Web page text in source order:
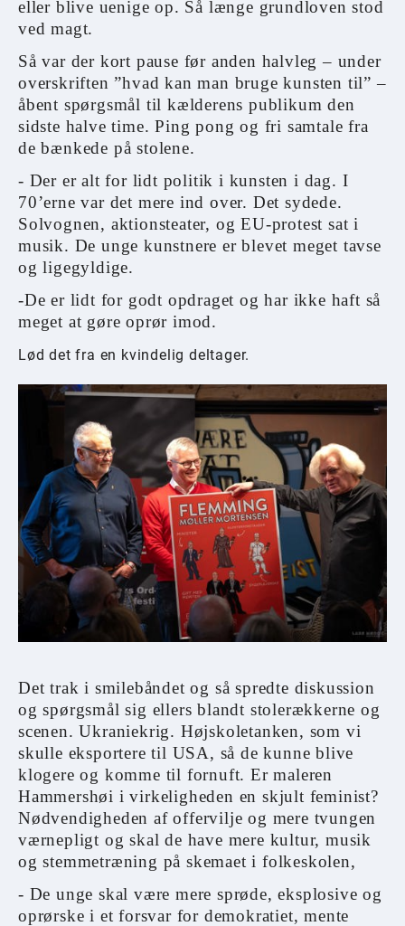
eller blive uenige op. Så længe grundloven stod
ved magt.
Så var der kort pause før anden halvleg – under
overskriften ”hvad kan man bruge kunsten til” –
åbent spørgsmål til kælderens publikum den
sidste halve time. Ping pong og fri samtale fra
de bænkede på stolene.
- Der er alt for lidt politik i kunsten i dag. I
70’erne var det mere ind over. Det sydede.
Solvognen, aktionsteater, og EU-protest sat i
musik. De unge kunstnere er blevet meget tavse
og ligegyldige.
-De er lidt for godt opdraget og har ikke haft så
meget at gøre oprør imod.
Lød det fra en kvindelig deltager.
Det trak i smilebåndet og så spredte diskussion
og spørgsmål sig ellers blandt stolerækkerne og
scenen. Ukraniekrig. Højskoletanken, som vi
skulle eksportere til USA, så de kunne blive
klogere og komme til fornuft. Er maleren
Hammershøi i virkeligheden en skjult feminist?
Nødvendigheden af offervilje og mere tvungen
værnepligt og skal de have mere kultur, musik
og stemmetræning på skemaet i folkeskolen,
- De unge skal være mere sprøde, eksplosive og
oprørske i et forsvar for demokratiet, mente